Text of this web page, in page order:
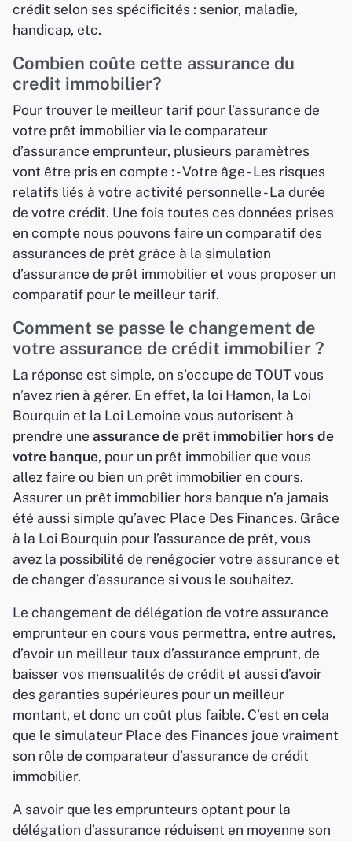
crédit selon ses spécificités : senior, maladie,
handicap, etc.
Combien coûte cette assurance du
credit immobilier?
Pour trouver le meilleur tarif pour l’assurance de
votre prêt immobilier via le comparateur
d’assurance emprunteur, plusieurs paramètres
vont être pris en compte : - Votre âge - Les risques
relatifs liés à votre activité personnelle - La durée
de votre crédit. Une fois toutes ces données prises
en compte nous pouvons faire un comparatif des
assurances de prêt grâce à la simulation
d’assurance de prêt immobilier et vous proposer un
comparatif pour le meilleur tarif.
Comment se passe le changement de
votre assurance de crédit immobilier ?
La réponse est simple, on s’occupe de TOUT vous
n’avez rien à gérer. En effet, la loi Hamon, la Loi
Bourquin et la Loi Lemoine vous autorisent à
prendre une assurance de prêt immobilier hors de
votre banque, pour un prêt immobilier que vous
allez faire ou bien un prêt immobilier en cours.
Assurer un prêt immobilier hors banque n’a jamais
été aussi simple qu’avec Place Des Finances. Grâce
à la Loi Bourquin pour l’assurance de prêt, vous
avez la possibilité de renégocier votre assurance et
de changer d’assurance si vous le souhaitez.
Le changement de délégation de votre assurance
emprunteur en cours vous permettra, entre autres,
d’avoir un meilleur taux d’assurance emprunt, de
baisser vos mensualités de crédit et aussi d’avoir
des garanties supérieures pour un meilleur
montant, et donc un coût plus faible. C’est en cela
que le simulateur Place des Finances joue vraiment
son rôle de comparateur d’assurance de crédit
immobilier.
A savoir que les emprunteurs optant pour la
délégation d’assurance réduisent en moyenne son